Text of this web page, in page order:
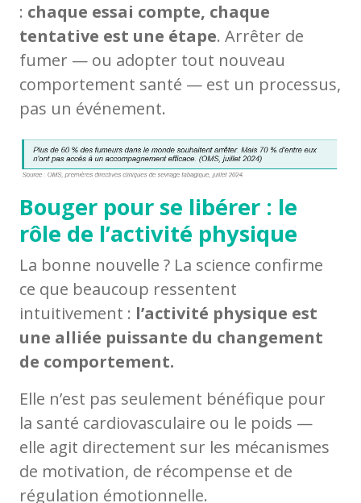
: chaque essai compte, chaque
tentative est une étape. Arrêter de
fumer — ou adopter tout nouveau
comportement santé — est un processus,
pas un événement.
Bouger pour se libérer : le
rôle de l’activité physique
La bonne nouvelle ? La science confirme
ce que beaucoup ressentent
intuitivement : l’activité physique est
une alliée puissante du changement
de comportement.
Elle n’est pas seulement bénéfique pour
la santé cardiovasculaire ou le poids —
elle agit directement sur les mécanismes
de motivation, de récompense et de
régulation émotionnelle.